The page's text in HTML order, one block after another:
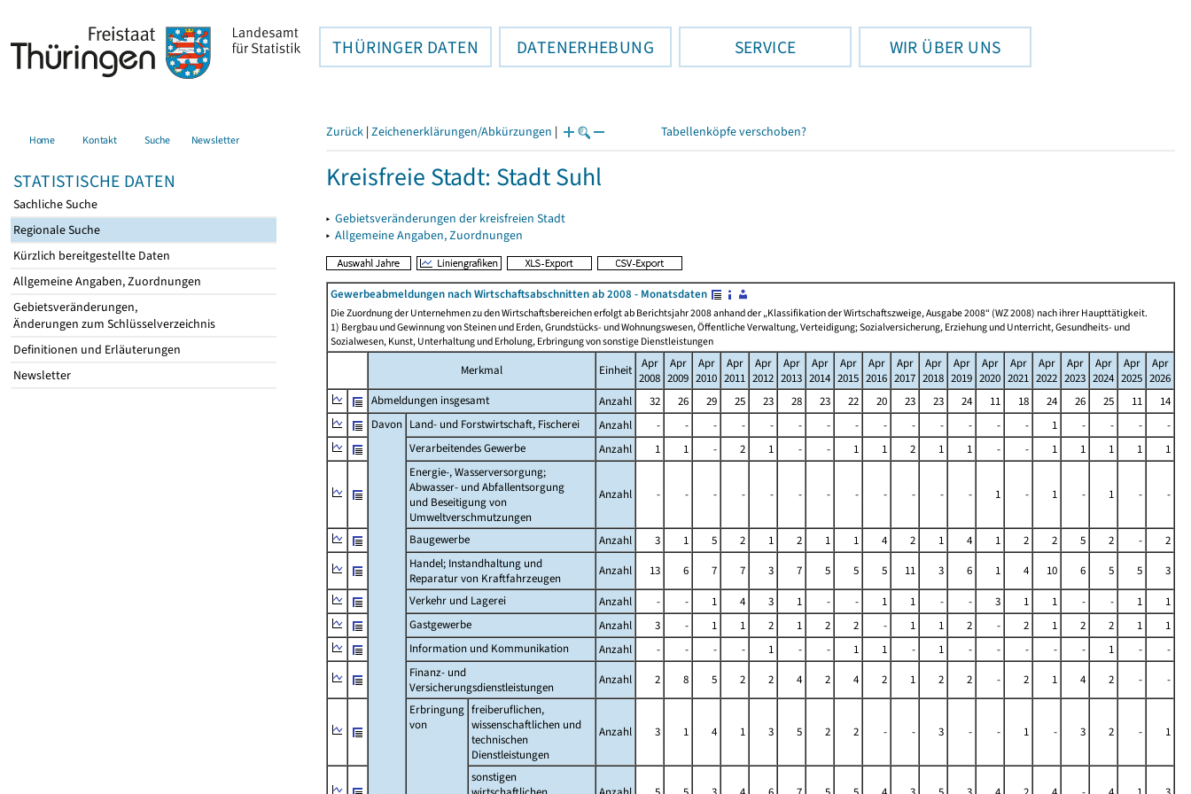
THÜRINGER DATEN DATENERHEBUNG SERVICE WIR ÜBER UNS
Home Kontakt Suche Newsletter
STATISTISCHE DATEN
Sachliche Suche
Regionale Suche
Kürzlich bereitgestellte Daten
Allgemeine Angaben, Zuordnungen
Gebietsveränderungen,
Änderungen zum Schlüsselverzeichnis
Definitionen und Erläuterungen
Newsletter
Zurück | Zeichenerklärungen/Abkürzungen | Tabellenköpfe verschoben?
Kreisfreie Stadt: Stadt Suhl
▸ Gebietsveränderungen der kreisfreien Stadt
▸ Allgemeine Angaben, Zuordnungen
Gewerbeabmeldungen nach Wirtschaftsabschnitten ab 2008 - Monatsdaten
Die Zuordnung der Unternehmen zu den Wirtschaftsbereichen erfolgt ab Berichtsjahr 2008 anhand der „Klassifikation der Wirtschaftszweige, Ausgabe 2008“ (WZ 2008) nach ihrer Haupttätigkeit.
1) Bergbau und Gewinnung von Steinen und Erden, Grundstücks- und Wohnungswesen, Öffentliche Verwaltung, Verteidigung; Sozialversicherung, Erziehung und Unterricht, Gesundheits- und
Sozialwesen, Kunst, Unterhaltung und Erholung, Erbringung von sonstige Dienstleistungen
Merkmal Einheit
Apr
2008
Apr
2009
Apr
2010
Apr
2011
Apr
2012
Apr
2013
Apr
2014
Apr
2015
Apr
2016
Apr
2017
Apr
2018
Apr
2019
Apr
2020
Apr
2021
Apr
2022
Apr
2023
Apr
2024
Apr
2025
Apr
2026
Abmeldungen insgesamt
Anzahl 32 26 29 25 23 28 23 22 20 23 23 24 11 18 24 26 25 11
14
Davon Land- und Forstwirtschaft, Fischerei Anzahl - - - - - - - - - - - - - - 1 - - -
-
Verarbeitendes Gewerbe
Anzahl 1 1 - 2 1 - - 1 1 2 1 1 - - 1 1 1 1
1
Energie-, Wasserversorgung;
Abwasser- und Abfallentsorgung
und Beseitigung von
Umweltverschmutzungen
Anzahl - - - - - - - - - - - - 1 - 1 - 1 - -
Baugewerbe Anzahl 3 1 5 2 1 2 1 1 4 2 1 4 1 2 2 5 2 -
2
Handel; Instandhaltung und
Reparatur von Kraftfahrzeugen
Anzahl 13 6 7 7 3 7 5 5 5 11 3 6 1 4 10 6 5 5
3
Verkehr und Lagerei
Anzahl - - 1 4 3 1 - - 1 1 - - 3 1 1 - - 1
1
Gastgewerbe
Anzahl 3 - 1 1 2 1 2 2 - 1 1 2 - 2 1 2 2 1
1
Information und Kommunikation
Anzahl - - - - 1 - - 1 1 - 1 - - - - - 1 -
-
Finanz- und
Versicherungsdienstleistungen
Anzahl 2 8 5 2 2 4 2 4 2 1 2 2 - 2 1 4 2 -
-
Erbringung
von
freiberuflichen,
wissenschaftlichen und
technischen
Dienstleistungen
Anzahl 3 1 4 1 3 5 2 2 - - 3 - - 1 - 3 2 - 1
sonstigen